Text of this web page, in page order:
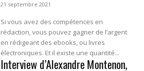
21 septembre 2021
Si vous avez des compétences en
rédaction, vous pouvez gagner de l’argent
en rédigeant des ebooks, ou livres
électroniques. Et il existe une quantité...
Interview d’Alexandre Montenon,